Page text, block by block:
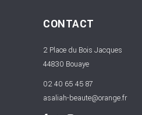
CONTACT
2 Place du Bois Jacques
44830 Bouaye
02 40 65 45 87
asaliah-beaute@orange.fr